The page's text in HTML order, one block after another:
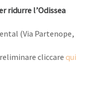
ridurre l’Odissea
(Via Partenope,
cliccarequi